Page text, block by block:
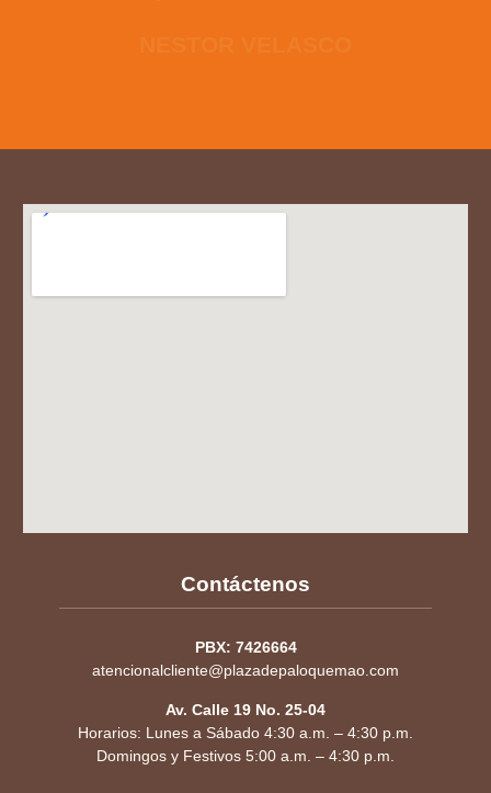
Contáctenos
PBX: 7426664
atencionalcliente@plazadepaloquemao.com
Av. Calle 19 No. 25-04
Horarios: Lunes a Sábado 4:30 a.m. – 4:30 p.m.
Domingos y Festivos 5:00 a.m. – 4:30 p.m.